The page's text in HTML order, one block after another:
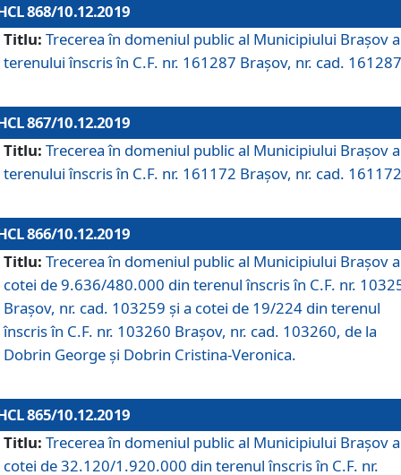
868/10.12.2019
Titlu: Trecerea în domeniul public al Municipiului Braşov a
terenului înscris în C.F. nr. 161287 Brașov, nr. cad.
867/10.12.2019
Titlu: Trecerea în domeniul public al Municipiului Braşov a
terenului înscris în C.F. nr. 161172 Brașov, nr. cad.
866/10.12.2019
Titlu: Trecerea în domeniul public al Municipiului Braşov a
cotei de 9.636/480.000 din terenul înscris în C.F. nr.
Brașov, nr. cad. 103259 și a cotei de 19/224 din terenul
înscris în C.F. nr. 103260 Brașov, nr. cad. 103260, de la
Dobrin George și Dobrin Cristina-Veronica.
865/10.12.2019
Titlu: Trecerea în domeniul public al Municipiului Braşov a
cotei de 32.120/1.920.000 din terenul înscris în C.F. nr.